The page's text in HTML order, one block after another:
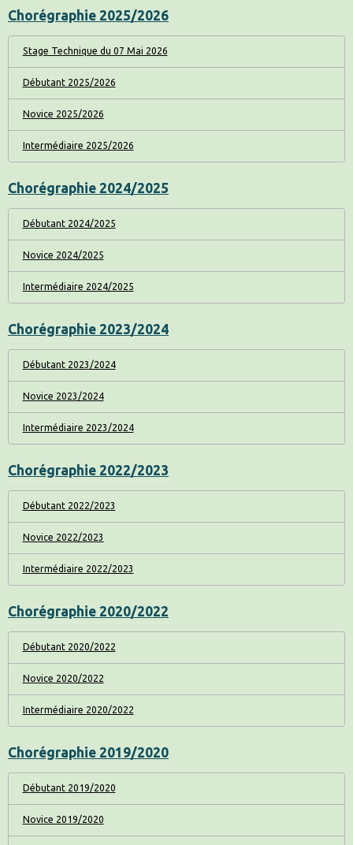
Chorégraphie 2025/2026
Stage Technique du 07 Mai 2026
Débutant 2025/2026
Novice 2025/2026
Intermédiaire 2025/2026
Chorégraphie 2024/2025
Débutant 2024/2025
Novice 2024/2025
Intermédiaire 2024/2025
Chorégraphie 2023/2024
Débutant 2023/2024
Novice 2023/2024
Intermédiaire 2023/2024
Chorégraphie 2022/2023
Débutant 2022/2023
Novice 2022/2023
Intermédiaire 2022/2023
Chorégraphie 2020/2022
Débutant 2020/2022
Novice 2020/2022
Intermédiaire 2020/2022
Chorégraphie 2019/2020
Débutant 2019/2020
Novice 2019/2020